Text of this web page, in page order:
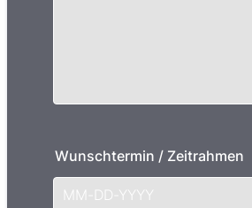
Wunschtermin / Zeitrahmen